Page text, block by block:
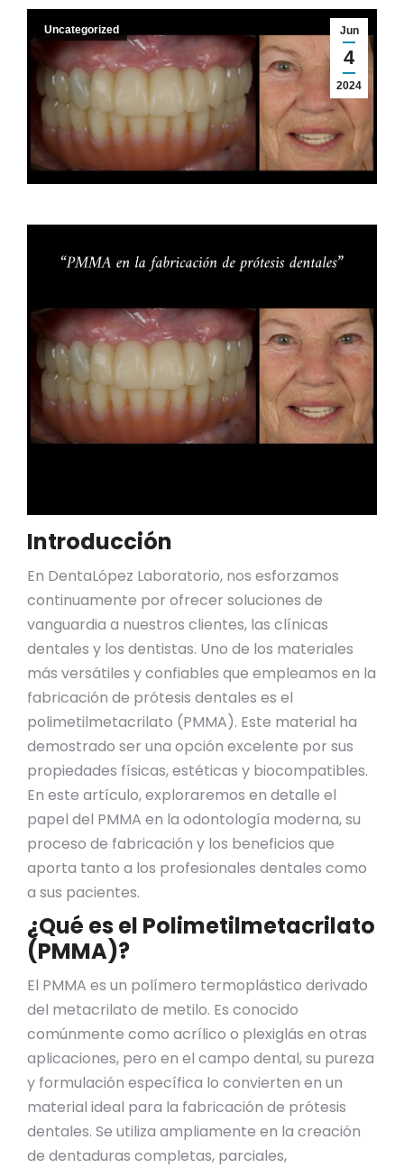
Jun
4
2024
Uncategorized
Introducción
En DentaLópez Laboratorio, nos esforzamos
continuamente por ofrecer soluciones de
vanguardia a nuestros clientes, las clínicas
dentales y los dentistas. Uno de los materiales
más versátiles y confiables que empleamos en la
fabricación de prótesis dentales es el
polimetilmetacrilato (PMMA). Este material ha
demostrado ser una opción excelente por sus
propiedades físicas, estéticas y biocompatibles.
En este artículo, exploraremos en detalle el
papel del PMMA en la odontología moderna, su
proceso de fabricación y los beneficios que
aporta tanto a los profesionales dentales como
a sus pacientes.
¿Qué es el Polimetilmetacrilato
(PMMA)?
El PMMA es un polímero termoplástico derivado
del metacrilato de metilo. Es conocido
comúnmente como acrílico o plexiglás en otras
aplicaciones, pero en el campo dental, su pureza
y formulación específica lo convierten en un
material ideal para la fabricación de prótesis
dentales. Se utiliza ampliamente en la creación
de dentaduras completas, parciales,